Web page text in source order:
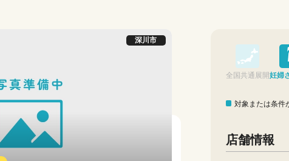
深川市
全国共通展開妊婦
対象または条件
店舗情報